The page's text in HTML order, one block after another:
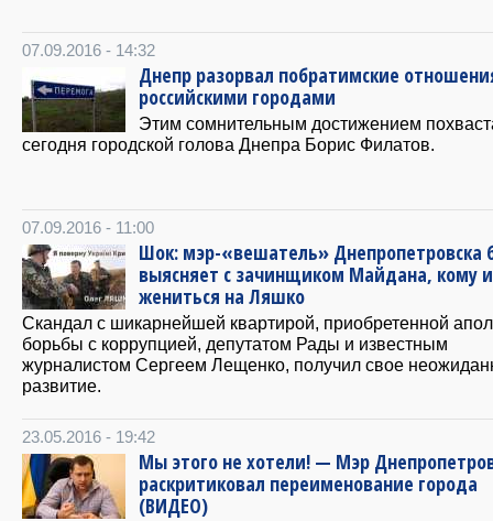
07.09.2016 - 14:32
Днепр разорвал побратимские
российскими городами
Этим сомнительным достижением
сегодня городской голова Днепра Борис Филатов.
07.09.2016 - 11:00
Шок: мэр-«вешатель» Днепропетровска
выясняет с зачинщиком Майдана, кому
жениться на Ляшко
Скандал с шикарнейшей квартирой, приобретенной
борьбы с коррупцией, депутатом Рады и известным
журналистом Сергеем Лещенко, получил свое
развитие.
23.05.2016 - 19:42
Мы этого не хотели! — Мэр
раскритиковал переименование города
(ВИДЕО)